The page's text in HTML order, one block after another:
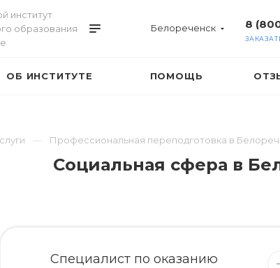
институт
образования
Белореченск 8
ОБ ИНСТИТУТЕ ПОМОЩЬ
Профессиональная переподготовка в
Социальная сфера в
Специалист по оказанию